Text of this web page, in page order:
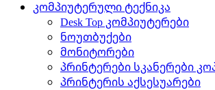
კომპიუტერული ტექნიკა
Desk Top კომპიუტერები
ნოუთბუქები
მონიტორები
პრინტერები სკანერები
პრინტერის აქსესუარები